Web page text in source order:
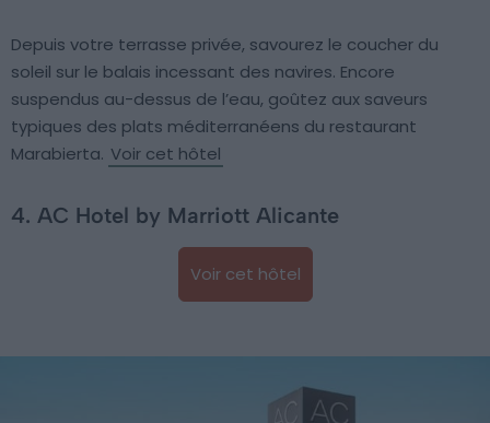
Depuis votre terrasse privée, savourez le coucher du
soleil sur le balais incessant des navires. Encore
suspendus au-dessus de l’eau, goûtez aux saveurs
typiques des plats méditerranéens du restaurant
Marabierta. Voir cet hôtel
4. AC Hotel by Marriott Alicante
Voir cet hôtel